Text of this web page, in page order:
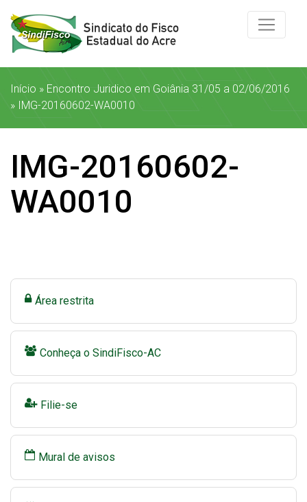
Início » Encontro Juridico em Goiânia 31/05 a 02/06/2016
» IMG-20160602-WA0010
IMG-20160602-
WA0010
Área restrita
Conheça o SindiFisco-AC
Filie-se
Mural de avisos